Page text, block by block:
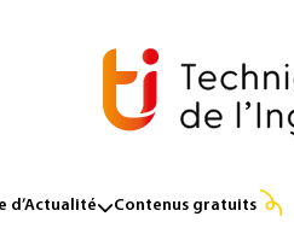
d’Actualité Contenus gratuits